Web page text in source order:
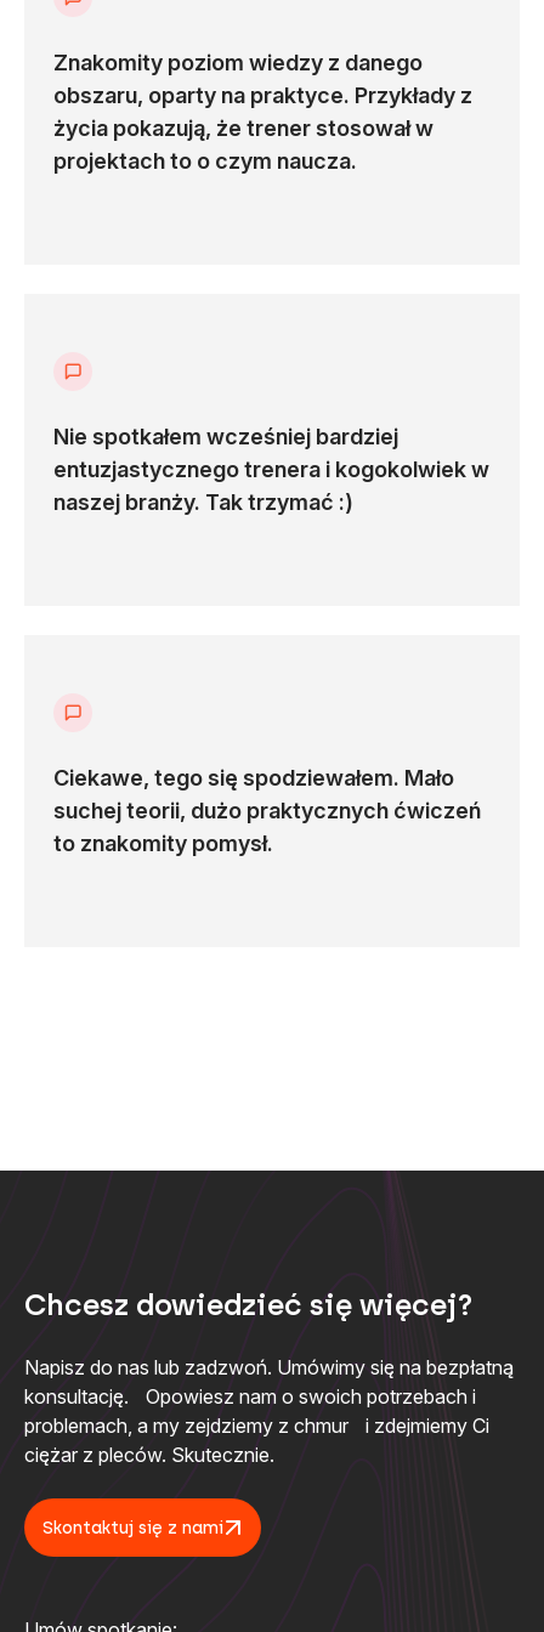
O konieczności automatyzacji CI/CD już się nie
dyskutuje. Pozostaje zacząć korzystać. GitHub Actions
przedstawia ciekawą ofertę - proste, intuicyjne ale i z
dużymi możliwościami narzędzie CI/CD z jednymi z
Wykorzystanie gotowych akcji
Struktura workflow (stepy i joby)
Wykonania warunkowe
Tajne zmienne w kontekście repozytorium i
organizacji
Kontekst
jak każdy taki zbiór przy pewnym rozmiarze warto
wykorzystaniu GitHub Actions pozwalające
Poruszane tematy:
Agenci
Pisanie własnej akcji
Znakomity poziom wiedzy z danego
obszaru, oparty na praktyce. Przykłady z
życia pokazują, że trener stosował w
projektach to o czym naucza.
Nie spotkałem wcześniej bardziej
entuzjastycznego trenera i kogokolwiek w
naszej branży. Tak trzymać :)
Ciekawe, tego się spodziewałem. Mało
suchej teorii, dużo praktycznych ćwiczeń
to znakomity pomysł.
Chcesz dowiedzieć się więcej?
Napisz do nas lub zadzwoń. Umówimy się na bezpłatną
konsultację. Opowiesz nam o swoich potrzebach i
problemach, a my zejdziemy z chmur i zdejmiemy Ci
ciężar z pleców. Skutecznie.
Skontaktuj się z nami